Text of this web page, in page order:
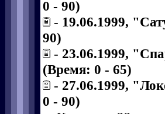
0 - 90)
- 19.06.1999,
90)
- 23.06.1999,
(Время: 0 - 65)
- 27.06.1999,
0 - 90)